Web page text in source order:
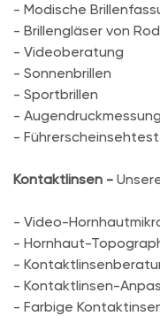
- Modische
- Brillengläser von
- Videoberatung
- Sonnenbrillen
- Sportbrillen
- Augendruckmessung
- Führerscheinsehtest
Kontaktlinsen -
- Video-
- Hornhaut-
-
- Kontaktlinsen-
- Farbige